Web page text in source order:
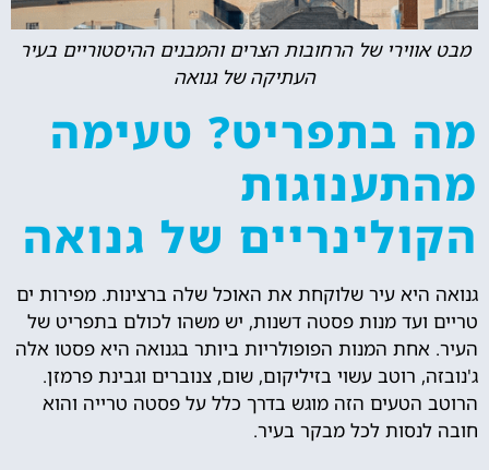
מבט אווירי של הרחובות הצרים והמבנים ההיסטוריים בעיר
העתיקה של גנואה
מה בתפריט? טעימה
מהתענוגות
הקולינריים של גנואה
גנואה היא עיר שלוקחת את האוכל שלה ברצינות. מפירות ים
טריים ועד מנות פסטה דשנות, יש משהו לכולם בתפריט של
העיר. אחת המנות הפופולריות ביותר בגנואה היא פסטו אלה
ג'נובזה, רוטב עשוי בזיליקום, שום, צנוברים וגבינת פרמזן.
הרוטב הטעים הזה מוגש בדרך כלל על פסטה טרייה והוא
חובה לנסות לכל מבקר בעיר.